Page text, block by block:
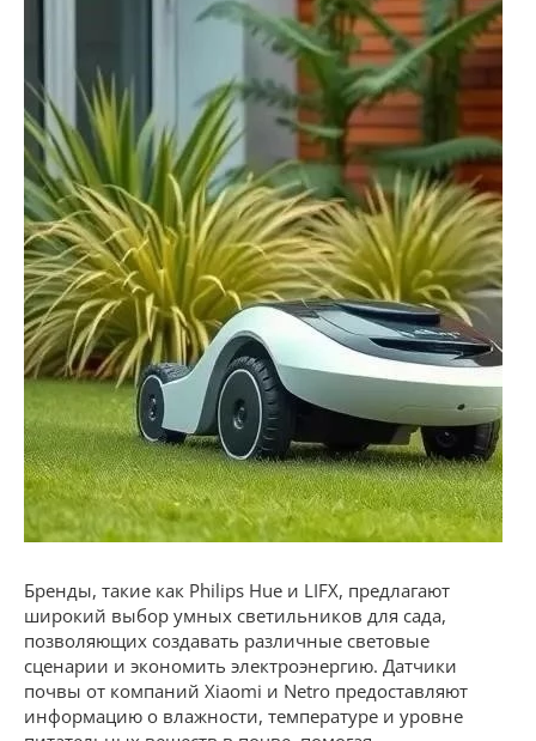
Бренды, такие как Philips Hue и LIFX, предлагают
широкий выбор умных светильников для сада,
позволяющих создавать различные световые
сценарии и экономить электроэнергию. Датчики
почвы от компаний Xiaomi и Netro предоставляют
информацию о влажности, температуре и уровне